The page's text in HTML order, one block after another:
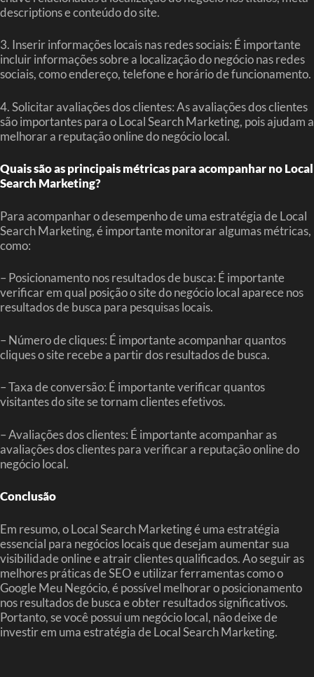
descriptions e conteúdo do site.
3. Inserir informações locais nas redes sociais: É importante
incluir informações sobre a localização do negócio nas redes
sociais, como endereço, telefone e horário de funcionamento.
4. Solicitar avaliações dos clientes: As avaliações dos clientes
são importantes para o Local Search Marketing, pois ajudam a
melhorar a reputação online do negócio local.
Quais são as principais métricas para acompanhar no Local
Search Marketing?
Para acompanhar o desempenho de uma estratégia de Local
Search Marketing, é importante monitorar algumas métricas,
como:
– Posicionamento nos resultados de busca: É importante
verificar em qual posição o site do negócio local aparece nos
resultados de busca para pesquisas locais.
– Número de cliques: É importante acompanhar quantos
cliques o site recebe a partir dos resultados de busca.
– Taxa de conversão: É importante verificar quantos
visitantes do site se tornam clientes efetivos.
– Avaliações dos clientes: É importante acompanhar as
avaliações dos clientes para verificar a reputação online do
negócio local.
Conclusão
Em resumo, o Local Search Marketing é uma estratégia
essencial para negócios locais que desejam aumentar sua
visibilidade online e atrair clientes qualificados. Ao seguir as
melhores práticas de SEO e utilizar ferramentas como o
Google Meu Negócio, é possível melhorar o posicionamento
nos resultados de busca e obter resultados significativos.
Portanto, se você possui um negócio local, não deixe de
investir em uma estratégia de Local Search Marketing.